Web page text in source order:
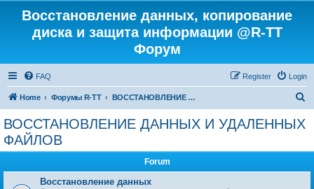
Восстановление данных, копирование
диска и защита информации @R-TT
Форум
FAQ Login
Register
Home Форумы R-TT ВОССТАНОВЛЕНИЕ ДАННЫХ И УДАЛЕННЫХ ФАЙЛОВ
ВОССТАНОВЛЕНИЕ ДАННЫХ И УДАЛЕННЫХ
ФАЙЛОВ
Forum
Восстановление данных